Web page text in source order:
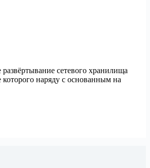
сетевого хранилища
которого наряду с основанным на